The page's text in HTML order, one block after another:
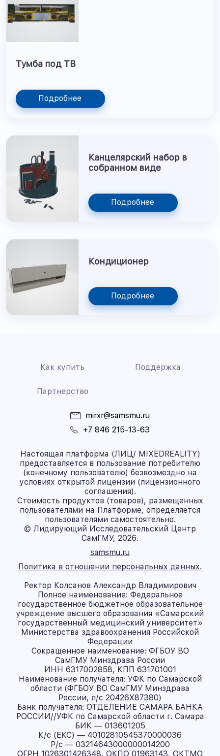
Тумба под ТВ
Подробнее
Канцелярский набор в
собранном виде
Подробнее
Кондиционер
Подробнее
Как купить Поддержка
Партнерство
mirxr@samsmu.ru
+7 846 215-13-63
Настоящая платформа (ЛИЦ/ MIXEDREALITY)
предоставляется в пользование потребителю
(конечному пользователю) безвозмездно на
условиях открытой лицензии (лицензионного
соглашения).
Стоимость продуктов (товаров), размещенных
пользователями на Платформе, определяется
пользователями самостоятельно.
© Лидирующий Исследовательский Центр
СамГМУ, 2026.
samsmu.ru
Политика в отношении персональных данных.
Ректор Колсанов Александр Владимирович
Полное наименование: Федеральное
государственное бюджетное образовательное
учреждение высшего образования «Самарский
государственный медицинский университет»
Министерства здравоохранения Российской
Федерации
Сокращенное наименование: ФГБОУ ВО
СамГМУ Минздрава России
ИНН 6317002858, КПП 631701001
Наименование получателя: УФК по Самарской
области (ФГБОУ ВО СамГМУ Минздрава
России, л/с 20426X87380)
Банк получателя: ОТДЕЛЕНИЕ САМАРА БАНКА
РОССИИ//УФК по Самарской области г. Самара
БИК — 013601205
К/с (ЕКС) — 40102810545370000036
Р/с — 03214643000000014200
ОГРН 1026301426348, ОКПО 01963143, ОКТМО